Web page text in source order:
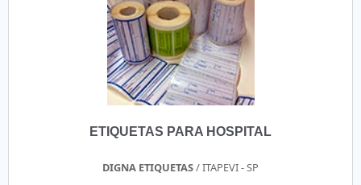
ETIQUETAS PARA HOSPITAL
DIGNA ETIQUETAS/ ITAPEVI - SP